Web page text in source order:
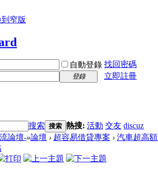
窄版
自動登錄 找回密碼
登錄
立即註冊
搜索 搜索 熱搜: 活動 交友 discuz
論壇-»論壇 › 超容易借貸專案 › 汽車超高